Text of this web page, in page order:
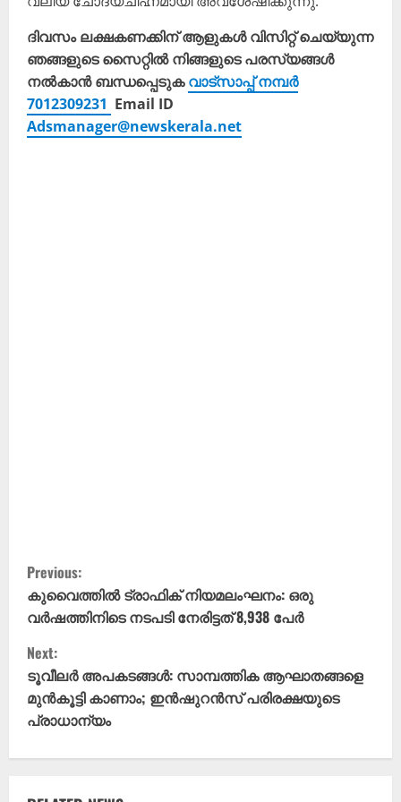
ദിവസം ലക്ഷകണക്കിന് ആളുകൾ വിസിറ്റ് ചെയ്യുന്ന
ഞങ്ങളുടെ സൈറ്റിൽ നിങ്ങളുടെ പരസ്യങ്ങൾ
നൽകാൻ ബന്ധപ്പെടുകവാട്സാപ്പ് നമ്പർ
7012309231 Email ID
Adsmanager@newskerala.net
C
o
n
t
i
n
u
Previous:
കുവൈത്തിൽ ട്രാഫിക് നിയമലംഘനം: ഒരു
വർഷത്തിനിടെ നടപടി നേരിട്ടത് 8,938 പേർ
Next:
ടൂവീലർ അപകടങ്ങൾ: സാമ്പത്തിക ആഘാതങ്ങളെ
മുൻകൂട്ടി കാണാം; ഇൻഷുറൻസ് പരിരക്ഷയുടെ
പ്രാധാന്യം